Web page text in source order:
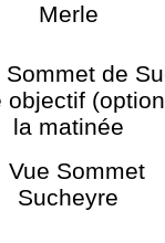
Sommet de
objectif
la matinée